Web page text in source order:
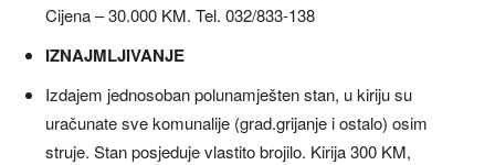
Cijena – 30.000 KM. Tel. 032/833-138
IZNAJMLJIVANJE
Izdajem jednosoban polunamješten stan, u kiriju su
uračunate sve komunalije (grad.grijanje i ostalo) osim
struje. Stan posjeduje vlastito brojilo. Kirija 300 KM,